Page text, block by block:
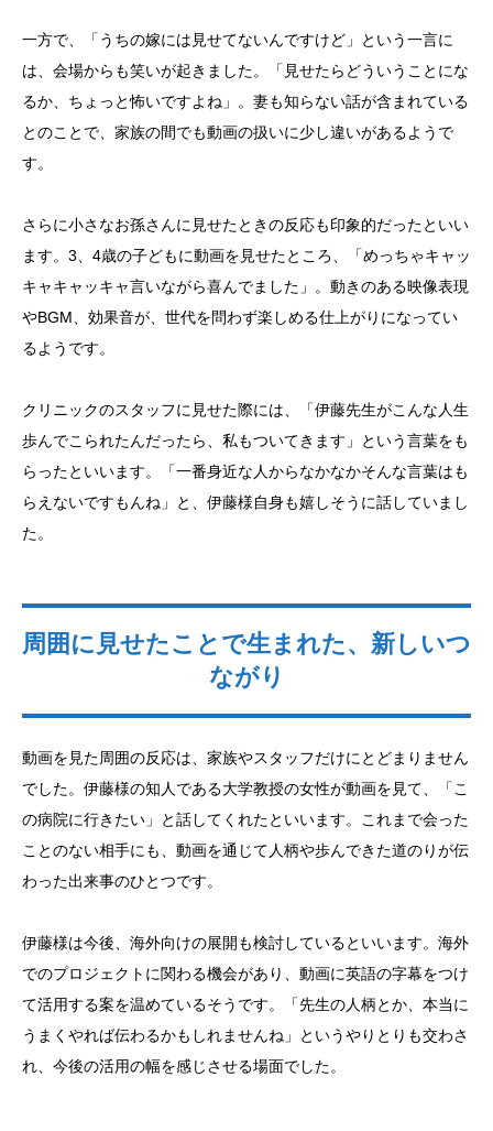
一方で、「うちの嫁には見せてないんですけど」という一言に
は、会場からも笑いが起きました。「見せたらどういうことにな
るか、ちょっと怖いですよね」。妻も知らない話が含まれている
とのことで、家族の間でも動画の扱いに少し違いがあるようで
す。
さらに小さなお孫さんに見せたときの反応も印象的だったといい
ます。3、4歳の子どもに動画を見せたところ、「めっちゃキャッ
キャキャッキャ言いながら喜んでました」。動きのある映像表現
やBGM、効果音が、世代を問わず楽しめる仕上がりになってい
るようです。
クリニックのスタッフに見せた際には、「伊藤先生がこんな人生
歩んでこられたんだったら、私もついてきます」という言葉をも
らったといいます。「一番身近な人からなかなかそんな言葉はも
らえないですもんね」と、伊藤様自身も嬉しそうに話していまし
た。
周囲に見せたことで生まれた、新しいつ
ながり
動画を見た周囲の反応は、家族やスタッフだけにとどまりません
でした。伊藤様の知人である大学教授の女性が動画を見て、「こ
の病院に行きたい」と話してくれたといいます。これまで会った
ことのない相手にも、動画を通じて人柄や歩んできた道のりが伝
わった出来事のひとつです。
伊藤様は今後、海外向けの展開も検討しているといいます。海外
でのプロジェクトに関わる機会があり、動画に英語の字幕をつけ
て活用する案を温めているそうです。「先生の人柄とか、本当に
うまくやれば伝わるかもしれませんね」というやりとりも交わさ
れ、今後の活用の幅を感じさせる場面でした。